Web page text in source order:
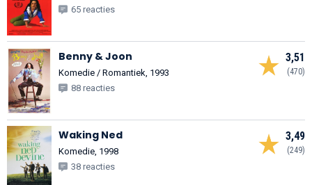
65 reacties
3,51
(470)
Benny & Joon
Komedie / Romantiek, 1993
88 reacties
3,49
(249)
Waking Ned
Komedie, 1998
38 reacties